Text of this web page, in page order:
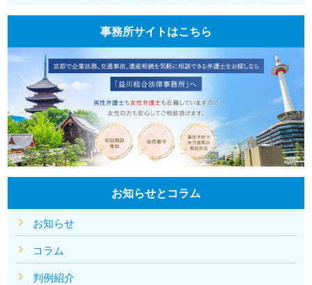
事務所サイトはこちら
お知らせとコラム
お知らせ
コラム
判例紹介